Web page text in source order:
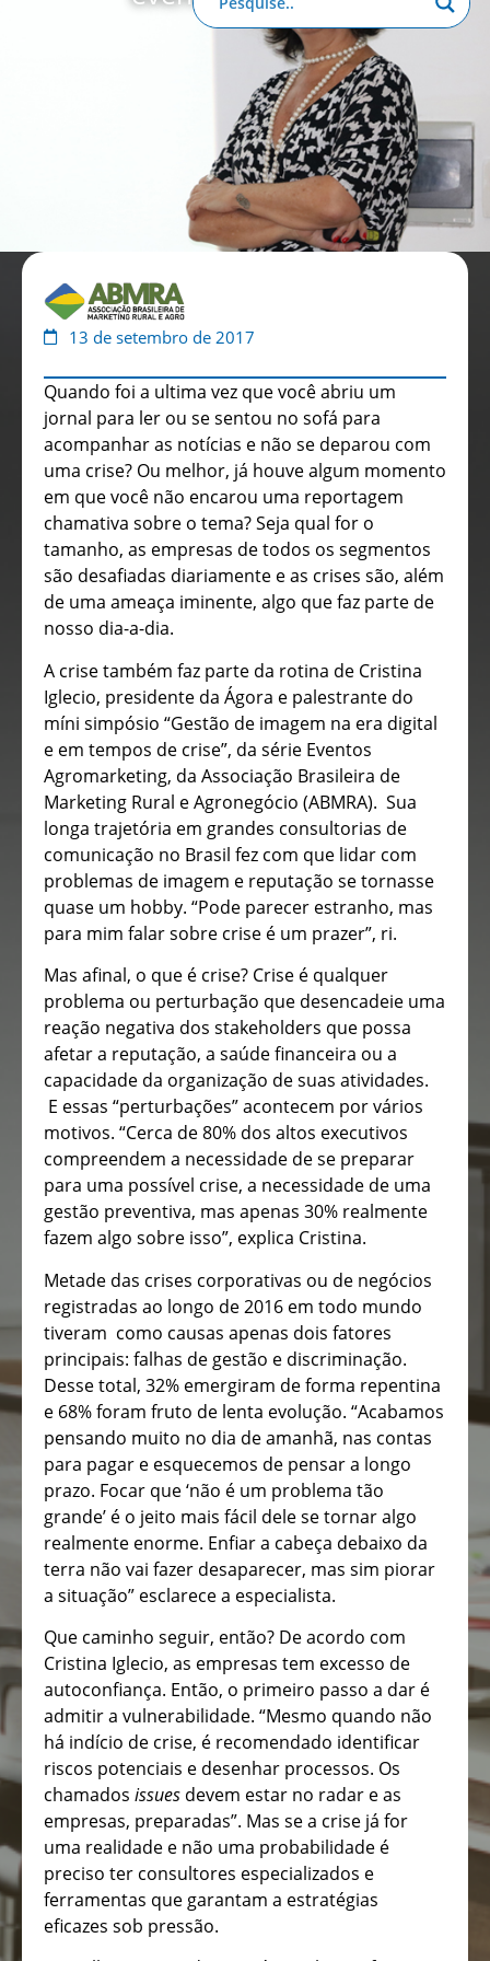
13 de setembro de 2017
Quando foi a ultima vez que você abriu um
jornal para ler ou se sentou no sofá para
acompanhar as notícias e não se deparou com
uma crise? Ou melhor, já houve algum momento
em que você não encarou uma reportagem
chamativa sobre o tema? Seja qual for o
tamanho, as empresas de todos os segmentos
são desafiadas diariamente e as crises são, além
de uma ameaça iminente, algo que faz parte de
nosso dia-a-dia.
A crise também faz parte da rotina de Cristina
Iglecio, presidente da Ágora e palestrante do
míni simpósio “Gestão de imagem na era digital
e em tempos de crise”, da série Eventos
Agromarketing, da Associação Brasileira de
Marketing Rural e Agronegócio (ABMRA). Sua
longa trajetória em grandes consultorias de
comunicação no Brasil fez com que lidar com
problemas de imagem e reputação se tornasse
quase um hobby. “Pode parecer estranho, mas
para mim falar sobre crise é um prazer”, ri.
Mas afinal, o que é crise? Crise é qualquer
problema ou perturbação que desencadeie uma
reação negativa dos stakeholders que possa
afetar a reputação, a saúde financeira ou a
capacidade da organização de suas atividades.
E essas “perturbações” acontecem por vários
motivos. “Cerca de 80% dos altos executivos
compreendem a necessidade de se preparar
para uma possível crise, a necessidade de uma
gestão preventiva, mas apenas 30% realmente
fazem algo sobre isso”, explica Cristina.
Metade das crises corporativas ou de negócios
registradas ao longo de 2016 em todo mundo
tiveram como causas apenas dois fatores
principais: falhas de gestão e discriminação.
Desse total, 32% emergiram de forma repentina
e 68% foram fruto de lenta evolução. “Acabamos
pensando muito no dia de amanhã, nas contas
para pagar e esquecemos de pensar a longo
prazo. Focar que ‘não é um problema tão
grande’ é o jeito mais fácil dele se tornar algo
realmente enorme. Enfiar a cabeça debaixo da
terra não vai fazer desaparecer, mas sim piorar
a situação” esclarece a especialista.
Que caminho seguir, então? De acordo com
Cristina Iglecio, as empresas tem excesso de
autoconfiança. Então, o primeiro passo a dar é
admitir a vulnerabilidade. “Mesmo quando não
há indício de crise, é recomendado identificar
riscos potenciais e desenhar processos. Os
chamados issues devem estar no radar e as
empresas, preparadas”. Mas se a crise já for
uma realidade e não uma probabilidade é
preciso ter consultores especializados e
ferramentas que garantam a estratégias
eficazes sob pressão.